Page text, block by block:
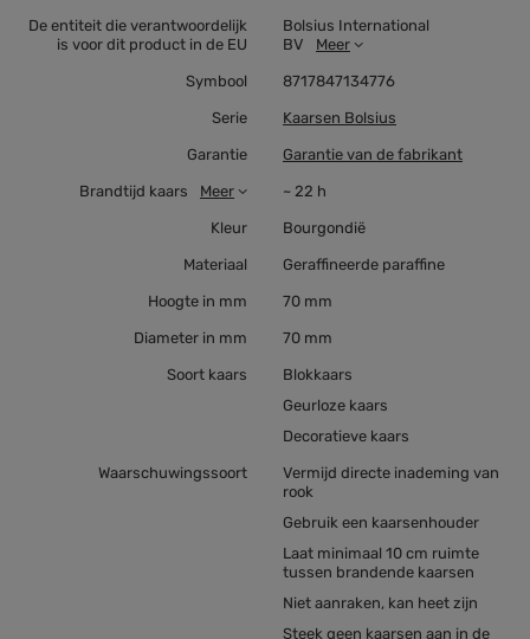
De entiteit die verantwoordelijk
is voor dit product in de EU
Bolsius International
BV
Meer
Symbool 8717847134776
Serie Kaarsen Bolsius
Garantie Garantie van de fabrikant
Brandtijd kaars Meer ~ 22 h
Kleur Bourgondië
Materiaal Geraffineerde paraffine
Hoogte in mm 70 mm
Diameter in mm 70 mm
Soort kaars
Blokkaars
Geurloze kaars
Decoratieve kaars
Waarschuwingssoort
Vermijd directe inademing van
rook
Gebruik een kaarsenhouder
Laat minimaal 10 cm ruimte
tussen brandende kaarsen
Niet aanraken, kan heet zijn
Steek geen kaarsen aan in de